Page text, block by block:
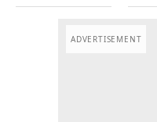
ADVERTISEMENT